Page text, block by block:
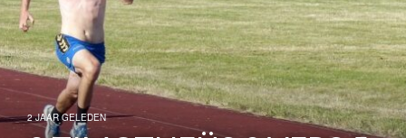
2 JAAR GELEDEN